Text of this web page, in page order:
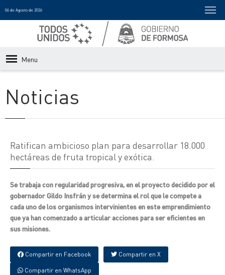
06 de Agosto de 2026
Menu
Noticias
Ratifican ambicioso plan para desarrollar 18.000
hectáreas de fruta tropical y exótica.
Se trabaja con regularidad progresiva, en el proyecto decidido por el
gobernador Gildo Insfrán y se determina el rol que le compete a
cada uno de los organismos intervinientes en este emprendimiento
que ya han comenzado a articular acciones para ser eficientes en
sus misiones.
Compartir en Facebook Compartir en X
Compartir en WhatsApp